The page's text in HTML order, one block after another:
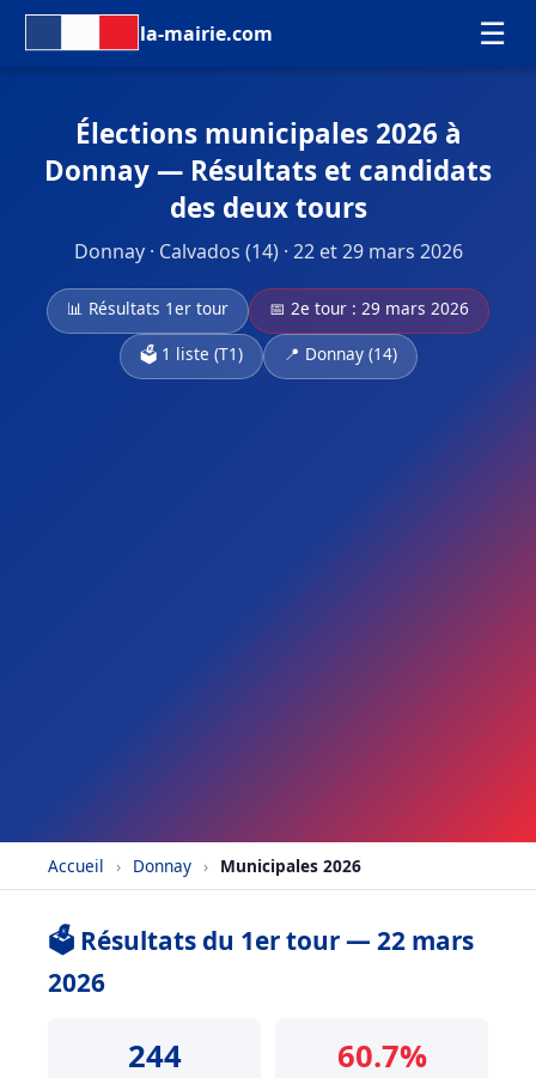
la-mairie.com ☰
Élections municipales 2026 à
Donnay — Résultats et candidats
des deux tours
Donnay · Calvados (14) · 22 et 29 mars 2026
📊 Résultats 1er tour
📅 2e tour : 29 mars 2026
🗳️ 1 liste (T1)
📍 Donnay (14)
Accueil › Donnay › Municipales 2026
🗳️ Résultats du 1er tour — 22 mars
2026
244 60.7%